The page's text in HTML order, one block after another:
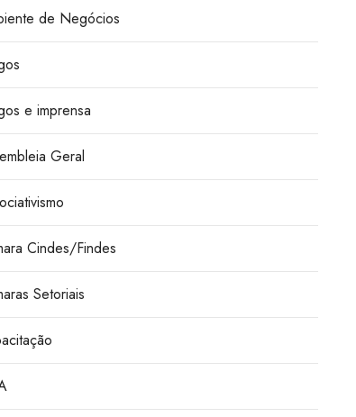
de Negócios
e imprensa
Geral
Cindes/Findes
Setoriais